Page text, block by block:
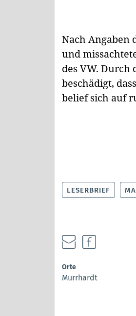
Nach Angaben
und
des VW. Durch
beschädigt,
belief sich auf
LESERBRIEF
Orte
Murrhardt